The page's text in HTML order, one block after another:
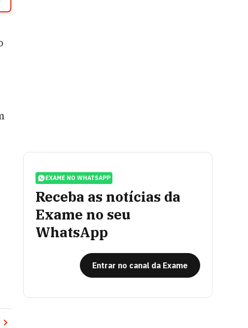
EXAME NO WHATSAPP
Receba as notícias da
Exame no seu
WhatsApp
Entrar no canal da Exame